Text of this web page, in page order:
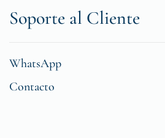
Soporte al Cliente
WhatsApp
Contacto